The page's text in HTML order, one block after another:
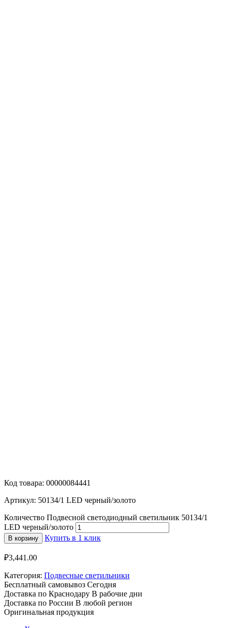
Код товара: 00000084441
Артикул: 50134/1 LED черный/золото
Количество Подвесной светодиодный светильник 50134/1
LED черный/золото
В корзину Купить в 1 клик
₽3,441.00
Категория: Подвесные светильники
Бесплатный самовывоз Сегодня
Доставка по Краснодару В рабочие дни
Доставка по России В любой регион
Оригинальная продукция